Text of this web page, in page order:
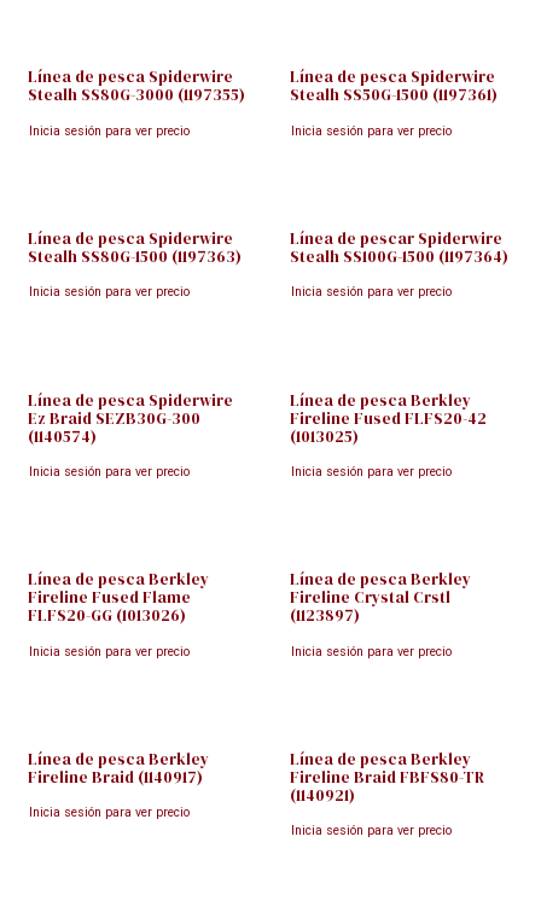
Línea de pesca Spiderwire
Stealh SS80G-3000 (1197355)
Inicia sesión para ver precio
Línea de pesca Spiderwire
Stealh SS50G-1500 (1197361)
Inicia sesión para ver precio
Línea de pesca Spiderwire
Stealh SS80G-1500 (1197363)
Inicia sesión para ver precio
Línea de pescar Spiderwire
Stealh SS100G-1500 (1197364)
Inicia sesión para ver precio
Línea de pesca Spiderwire
Ez Braid SEZB30G-300
(1140574)
Inicia sesión para ver precio
Línea de pesca Berkley
Fireline Fused FLFS20-42
(1013025)
Inicia sesión para ver precio
Línea de pesca Berkley
Fireline Fused Flame
FLFS20-GG (1013026)
Inicia sesión para ver precio
Línea de pesca Berkley
Fireline Crystal Crstl
(1123897)
Inicia sesión para ver precio
Línea de pesca Berkley
Fireline Braid (1140917)
Inicia sesión para ver precio
Línea de pesca Berkley
Fireline Braid FBFS80-TR
(1140921)
Inicia sesión para ver precio